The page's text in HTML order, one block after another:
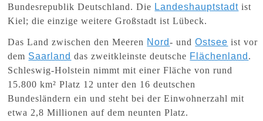
Bundesrepublik Deutschland. Die Landeshauptstadt ist
Kiel; die einzige weitere Großstadt ist Lübeck.
Das Land zwischen den Meeren Nord- undOstsee ist vor
dem Saarland das zweitkleinste deutsche Flächenland .
Schleswig-Holstein nimmt mit einer Fläche von rund
15.800 km² Platz 12 unter den 16 deutschen
Bundesländern ein und steht bei der Einwohnerzahl mit
etwa 2,8 Millionen auf dem neunten Platz.